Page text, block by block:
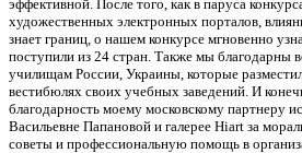
эффективной. После того, как в паруса
художественных электронных порталов,
знает границ, о нашем конкурсе мгновенно
поступили из 24 стран. Также мы благодарны
училищам России, Украины, которые
вестибюлях своих учебных заведений. И
благодарность моему московскому партнеру
Васильевне Папановой и галерее Hiart за
советы и профессиональную помощь в